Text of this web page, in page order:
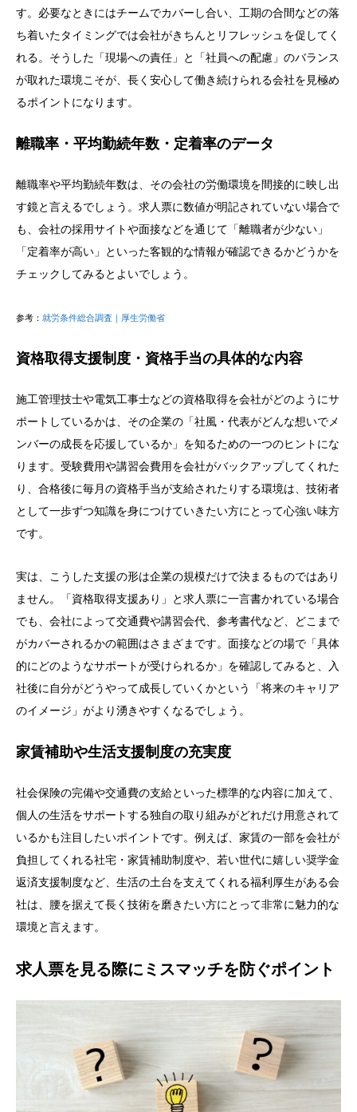
す。必要なときにはチームでカバーし合い、工期の合間などの落
ち着いたタイミングでは会社がきちんとリフレッシュを促してく
れる。そうした「現場への責任」と「社員への配慮」のバランス
が取れた環境こそが、長く安心して働き続けられる会社を見極め
るポイントになります。
離職率・平均勤続年数・定着率のデータ
離職率や平均勤続年数は、その会社の労働環境を間接的に映し出
す鏡と言えるでしょう。求人票に数値が明記されていない場合で
も、会社の採用サイトや面接などを通じて「離職者が少ない」
「定着率が高い」といった客観的な情報が確認できるかどうかを
チェックしてみるとよいでしょう。
参考： 就労条件総合調査｜厚生労働省
資格取得支援制度・資格手当の具体的な内容
施工管理技士や電気工事士などの資格取得を会社がどのようにサ
ポートしているかは、その企業の「社風・代表がどんな想いでメ
ンバーの成長を応援しているか」を知るための一つのヒントにな
ります。受験費用や講習会費用を会社がバックアップしてくれた
り、合格後に毎月の資格手当が支給されたりする環境は、技術者
として一歩ずつ知識を身につけていきたい方にとって心強い味方
です。
実は、こうした支援の形は企業の規模だけで決まるものではあり
ません。「資格取得支援あり」と求人票に一言書かれている場合
でも、会社によって交通費や講習会代、参考書代など、どこまで
がカバーされるかの範囲はさまざまです。面接などの場で「具体
的にどのようなサポートが受けられるか」を確認してみると、入
社後に自分がどうやって成長していくかという「将来のキャリア
のイメージ」がより湧きやすくなるでしょう。
家賃補助や生活支援制度の充実度
社会保険の完備や交通費の支給といった標準的な内容に加えて、
個人の生活をサポートする独自の取り組みがどれだけ用意されて
いるかも注目したいポイントです。例えば、家賃の一部を会社が
負担してくれる社宅・家賃補助制度や、若い世代に嬉しい奨学金
返済支援制度など、生活の土台を支えてくれる福利厚生がある会
社は、腰を据えて長く技術を磨きたい方にとって非常に魅力的な
環境と言えます。
求人票を見る際にミスマッチを防ぐポイント